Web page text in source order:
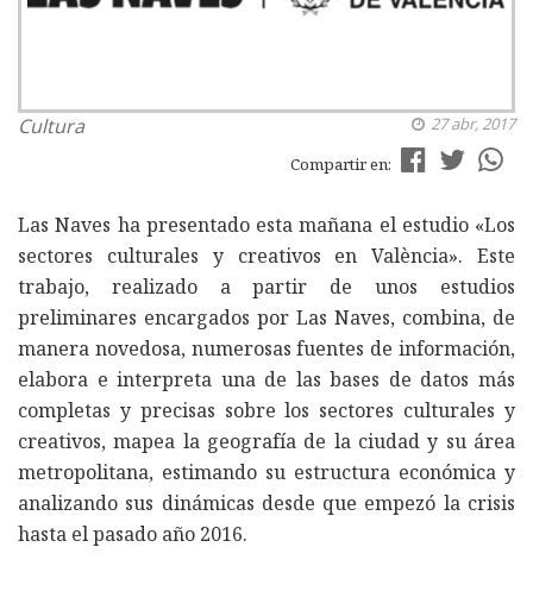
Cultura
27 abr, 2017
Compartir en:
Las Naves ha presentado esta mañana el estudio «Los
sectores culturales y creativos en València». Este
trabajo, realizado a partir de unos estudios
preliminares encargados por Las Naves, combina, de
manera novedosa, numerosas fuentes de información,
elabora e interpreta una de las bases de datos más
completas y precisas sobre los sectores culturales y
creativos, mapea la geografía de la ciudad y su área
metropolitana, estimando su estructura económica y
analizando sus dinámicas desde que empezó la crisis
hasta el pasado año 2016.